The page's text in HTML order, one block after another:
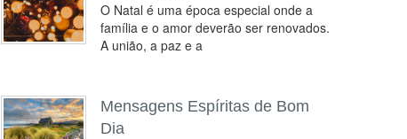
O Natal é uma época especial onde a
família e o amor deverão ser renovados.
A união, a paz e a
Mensagens Espíritas de Bom
Dia